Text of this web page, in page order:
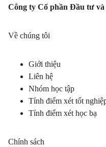
Công ty Cổ phần Đầu tư
Về chúng tôi
Giới thiệu
Liên hệ
Nhóm học tập
Tính điểm xét tốt
Tính điểm xét học bạ
Chính sách